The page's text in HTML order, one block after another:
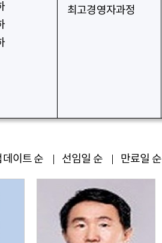
최고경영자과정
데이트 순 선임일 순 만료일 순